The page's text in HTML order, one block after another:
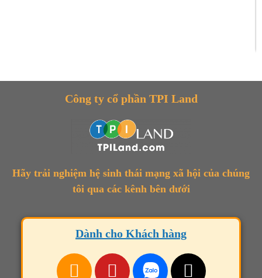
Công ty cổ phần TPI Land
Hãy trải nghiệm hệ sinh thái mạng xã hội của chúng
tôi qua các kênh bên dưới
Dành cho Khách hàng